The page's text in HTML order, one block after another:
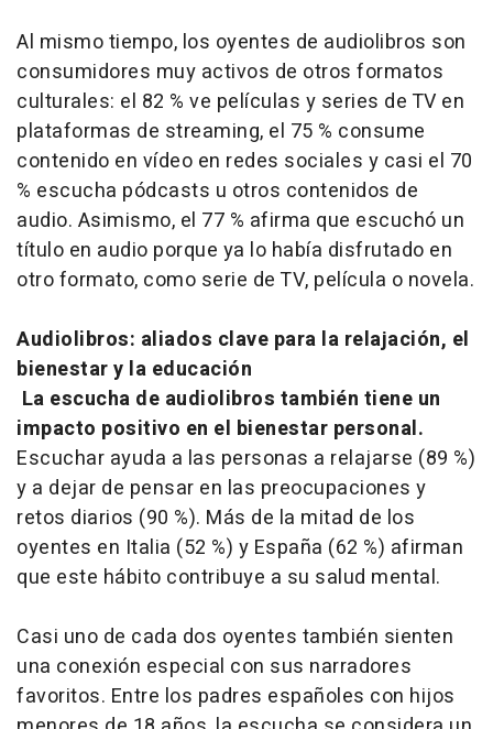
Al mismo tiempo, los oyentes de audiolibros son
consumidores muy activos de otros formatos
culturales: el 82 % ve películas y series de TV en
plataformas de streaming, el 75 % consume
contenido en vídeo en redes sociales y casi el 70
% escucha pódcasts u otros contenidos de
audio. Asimismo, el 77 % afirma que escuchó un
título en audio porque ya lo había disfrutado en
otro formato, como serie de TV, película o novela.
Audiolibros: aliados clave para la relajación, el
bienestar y la educación
La escucha de audiolibros también tiene un
impacto positivo en el bienestar personal.
Escuchar ayuda a las personas a relajarse (89 %)
y a dejar de pensar en las preocupaciones y
retos diarios (90 %). Más de la mitad de los
oyentes en Italia (52 %) y España (62 %) afirman
que este hábito contribuye a su salud mental.
Casi uno de cada dos oyentes también sienten
una conexión especial con sus narradores
favoritos. Entre los padres españoles con hijos